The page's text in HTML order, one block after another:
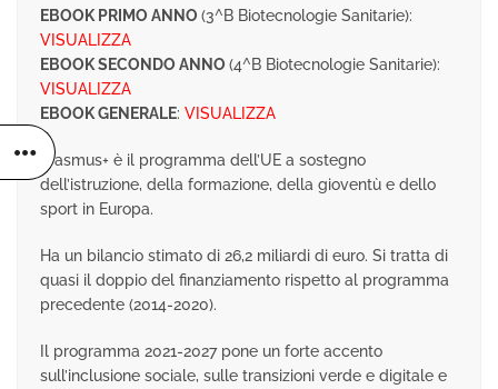
EBOOK PRIMO ANNO (3^B Biotecnologie Sanitarie):
VISUALIZZA
EBOOK SECONDO ANNO (4^B Biotecnologie Sanitarie):
VISUALIZZA
EBOOK GENERALE: VISUALIZZA
Erasmus+ è il programma dell’UE a sostegno
dell’istruzione, della formazione, della gioventù e dello
sport in Europa.
Ha un bilancio stimato di 26,2 miliardi di euro. Si tratta di
quasi il doppio del finanziamento rispetto al programma
precedente (2014-2020).
Il programma 2021-2027 pone un forte accento
sull’inclusione sociale, sulle transizioni verde e digitale e